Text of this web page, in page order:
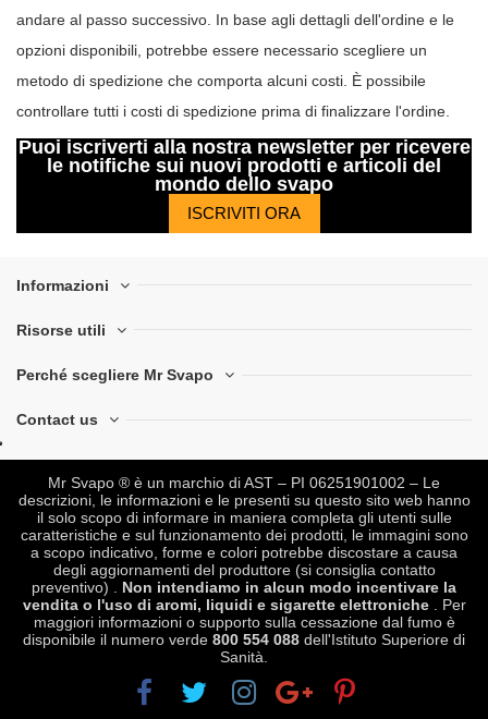
andare al passo successivo. In base agli dettagli dell'ordine e le
opzioni disponibili, potrebbe essere necessario scegliere un
metodo di spedizione che comporta alcuni costi. È possibile
controllare tutti i costi di spedizione prima di finalizzare l'ordine.
Puoi iscriverti alla nostra newsletter per ricevere
le notifiche sui nuovi prodotti e articoli del
mondo dello svapo
ISCRIVITI ORA
Informazioni
Risorse utili
Perché scegliere Mr Svapo
Contact us
Mr Svapo ® è un marchio di AST – PI 06251901002 – Le
descrizioni, le informazioni e le presenti su questo sito web hanno
il solo scopo di informare in maniera completa gli utenti sulle
caratteristiche e sul funzionamento dei prodotti, le immagini sono
a scopo indicativo, forme e colori potrebbe discostare a causa
degli aggiornamenti del produttore (si consiglia contatto
preventivo) . Non intendiamo in alcun modo incentivare la
vendita o l'uso di aromi, liquidi e sigarette elettroniche. Per
maggiori informazioni o supporto sulla cessazione dal fumo è
disponibile il numero verde 800 554 088 dell'Istituto Superiore di
Sanità.